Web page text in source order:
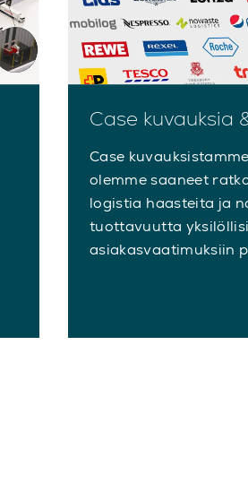
Case kuvauksia
Case
olemme saaneet
logistia haasteita ja
tuottavuutta
asiakasvaatimuksiin